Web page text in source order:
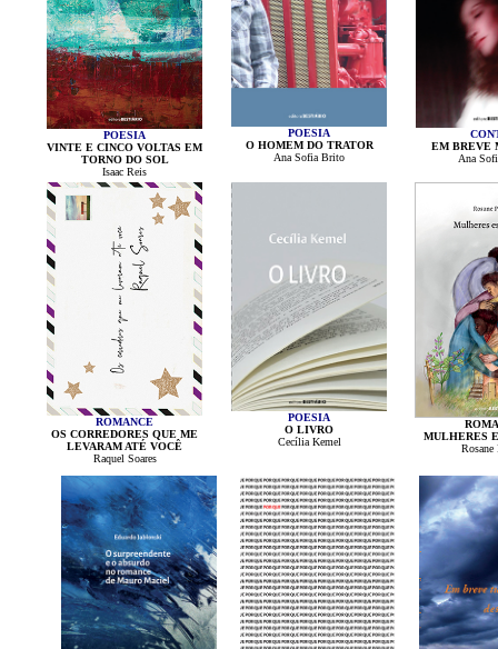
POESIA
VINTE E CINCO VOLTAS EM
TORNO DO SOL
Isaac Reis
POESIA
O HOMEM DO TRATOR
Ana Sofia Brito
EM BREVE
Ana
ROMANCE
OS CORREDORES QUE ME
LEVARAM ATÉ VOCÊ
Raquel Soares
POESIA
O LIVRO
Cecília Kemel
MULHERES
Rosane